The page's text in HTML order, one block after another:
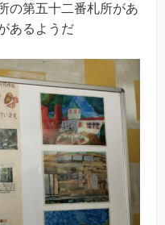
の第五十二番札所があ
あるようだ